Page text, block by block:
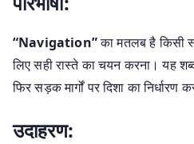
“Navigation”का मतलब है किसी
लिए सही रास्ते का चयन करना। यह
फिर सड़क मार्गों पर दिशा का निर्धारण
उदाहरण: